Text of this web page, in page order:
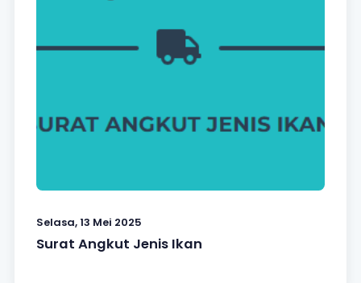
Selasa, 13 Mei 2025
Surat Angkut Jenis Ikan